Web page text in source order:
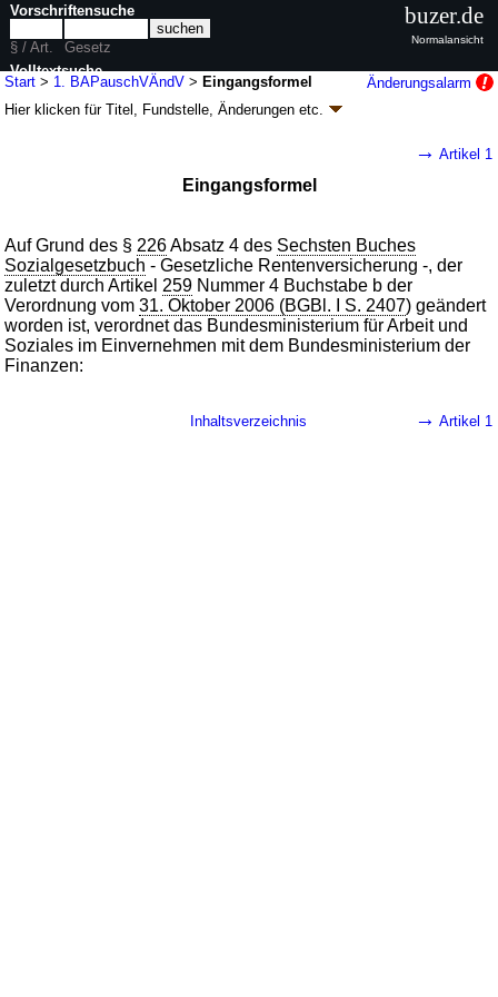
Start > 1. BAPauschVÄndV >Eingangsformel
Änderungsalarm
Hier klicken fürTitel, Fundstelle, Änderungen etc.
Pauschalierung und Zahlung des
Arbeit an die Träger der gesetzlichen
Rentenversicherung für arbeitsmarktbedingte
Renten wegen voller Erwerbsminderung (1.
BAPauschVÄndVk.a.Abk.)
V. v. 17.12.2010BGBl. I S. 2127 (Nr. 66); Geltung ab 01.01.2010
1 Änderung
→ Artikel 1
Eingangsformel
Auf Grund des § 226Absatz 4 des Sechsten Buches
Sozialgesetzbuch - Gesetzliche Rentenversicherung -, der
zuletzt durch Artikel 259 Nummer 4 Buchstabe b der
Verordnung vom31. Oktober 2006 (BGBl. I S. 2407) geändert
worden ist, verordnet das Bundesministerium für Arbeit und
Soziales im Einvernehmen mit dem Bundesministerium der
Finanzen:
Inhaltsverzeichnis → Artikel 1
Vorschriftensuche
§ / Art.
Gesetz
Volltextsuche
nur in 1. BAPauschVÄndV
buzer.de
Normalansicht